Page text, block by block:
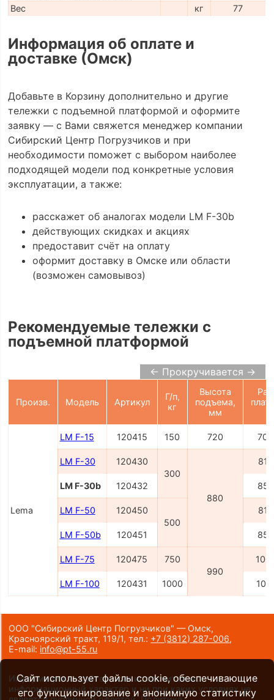
Вес
кг 77
Информация об оплате и
доставке (Омск)
Добавьте в Корзину дополнительно и другие
тележки с подъемной платформой и оформите
заявку — с Вами свяжется менеджер компании
Сибирский Центр Погрузчиков и при
необходимости поможет с выбором наиболее
подходящей модели под конкретные условия
эксплуатации, а также:
расскажет об аналогах модели LM F-30b
действующих скидках и акциях
предоставит счёт на оплату
оформит доставку в Омске или области
(возможен самовывоз)
Рекомендуемые тележки с
подъемной платформой
← Прокручивается →
Произв. Модель Артикул
Г/п,
кг
Высота
подъема,
мм
Lema
LM F-15 120415 150 720
LM F-30
120430
300
880
LM F-30b 120432
LM F-50
120450
500
LM F-50b 120451
LM F-75 120475
750
990
LM F-100 120431 1000
ООО "Сибирский Центр Погрузчиков" — Омск,
Красноярский тракт, 119/1,тел.: +7 (3812) 287-006,
E-mail: info@pt-55.ru
Информация на сайте носит исключительно
информационный характер и ни при каких условиях не
Сайт использует файлы cookie, обеспечивающие
его функционирование и анонимную статистику